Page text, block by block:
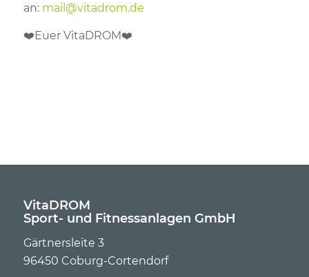
an: mail@vitadrom.de
❤️Euer VitaDROM❤️
VitaDROM
Sport- und Fitnessanlagen GmbH
Gärtnersleite 3
96450 Coburg-Cortendorf